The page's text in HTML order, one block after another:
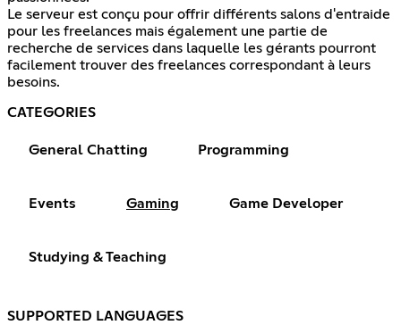
Le serveur est conçu pour offrir différents salons d'entraide
pour les freelances mais également une partie de
recherche de services dans laquelle les gérants pourront
facilement trouver des freelances correspondant à leurs
besoins.
CATEGORIES
General Chatting Programming
Events Gaming Game Developer
Studying & Teaching
SUPPORTED LANGUAGES